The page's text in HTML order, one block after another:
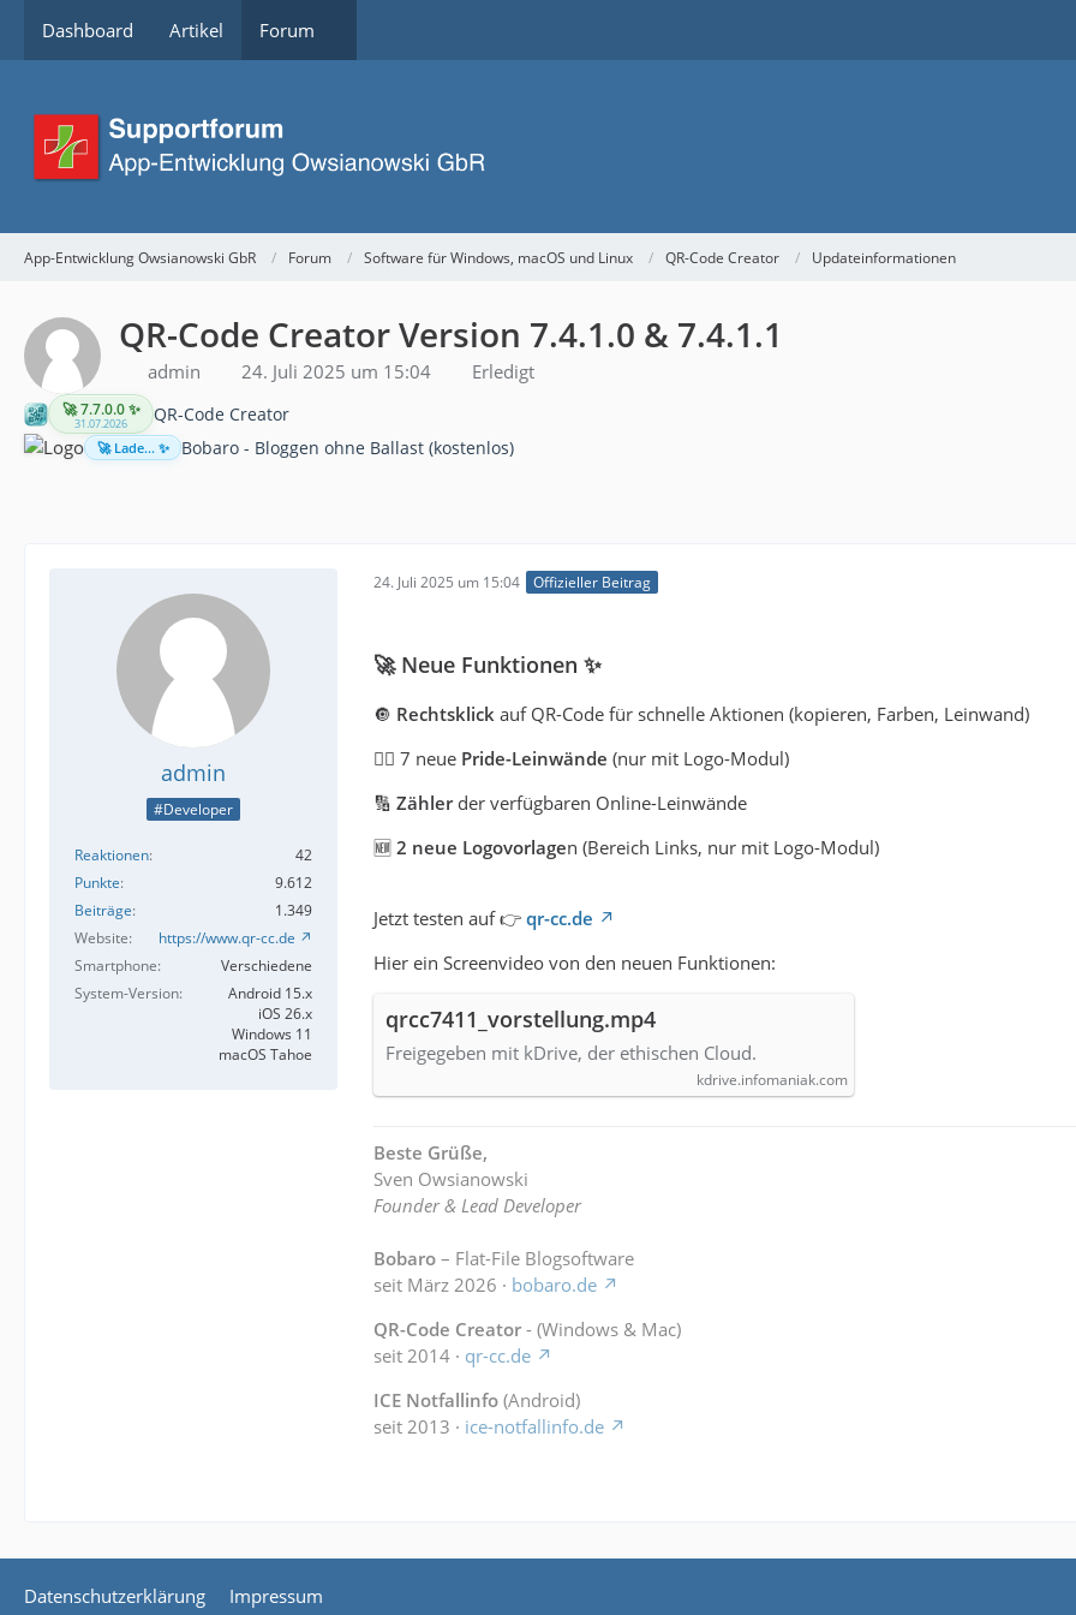
Dashboard Artikel Forum
App-Entwicklung Owsianowski GbR Forum Software für Windows, macOS und Linux QR-Code Creator Updateinformationen
QR-Code Creator Version 7.4.1.0 & 7.4.1.1
admin 24. Juli 2025 um 15:04 Erledigt
🚀 7.7.0.0 ✨
31.07.2026 QR-Code Creator
🚀 Lade... ✨ Bobaro - Bloggen ohne Ballast (kostenlos)
admin
#Developer
Reaktionen
42
Punkte
9.612
Beiträge
1.349
Website
https://www.qr-cc.de
Smartphone
Verschiedene
System-Version
Android 15.x
iOS 26.x
Windows 11
macOS Tahoe
24. Juli 2025 um 15:04 Offizieller Beitrag
🚀 Neue Funktionen ✨
🔘 Rechtsklick auf QR-Code für schnelle Aktionen (kopieren, Farben, Leinwand)
🏳️‍🌈 7 neue Pride-Leinwände (nur mit Logo-Modul)
🔢 Zählerder verfügbaren Online-Leinwände
🆕 2 neue Logovorlagen (Bereich Links, nur mit Logo-Modul)
Jetzt testen auf 👉 qr-cc.de
Hier ein Screenvideo von den neuen Funktionen:
qrcc7411_vorstellung.mp4
Freigegeben mit kDrive, der ethischen Cloud.
kdrive.infomaniak.com
Beste Grüße,
Sven Owsianowski
Founder & Lead Developer
Bobaro – Flat-File Blogsoftware
seit März 2026 · bobaro.de
QR-Code Creator - (Windows & Mac)
seit 2014 · qr-cc.de
ICE Notfallinfo (Android)
seit 2013 · ice-notfallinfo.de
Datenschutzerklärung Impressum